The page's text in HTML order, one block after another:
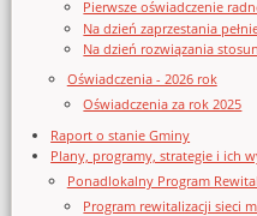
Pierwsze oświadczenie
Na dzień zaprzestania
Na dzień rozwiązania
Oświadczenia - 2026 rok
Oświadczenia za rok 2025
Raport o stanie Gminy
Plany, programy, strategie i ich
Ponadlokalny Program
Program rewitalizacji sieci